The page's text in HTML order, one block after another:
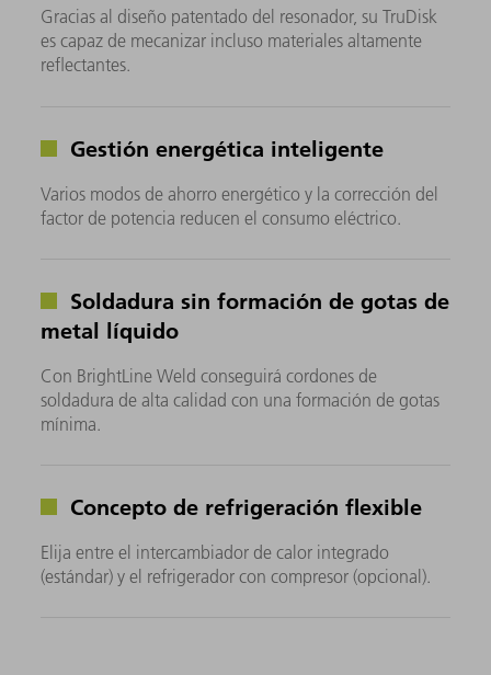
Gracias al diseño patentado del resonador, su TruDisk
es capaz de mecanizar incluso materiales altamente
reflectantes.
Gestión energética inteligente
Varios modos de ahorro energético y la corrección del
factor de potencia reducen el consumo eléctrico.
Soldadura sin formación de gotas de
metal líquido
Con BrightLine Weld conseguirá cordones de
soldadura de alta calidad con una formación de gotas
mínima.
Concepto de refrigeración flexible
Elija entre el intercambiador de calor integrado
(estándar) y el refrigerador con compresor (opcional).